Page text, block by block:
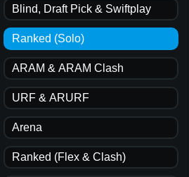
Blind, Draft Pick & Swiftplay
Ranked (Solo)
ARAM & ARAM Clash
URF & ARURF
Arena
Ranked (Flex & Clash)